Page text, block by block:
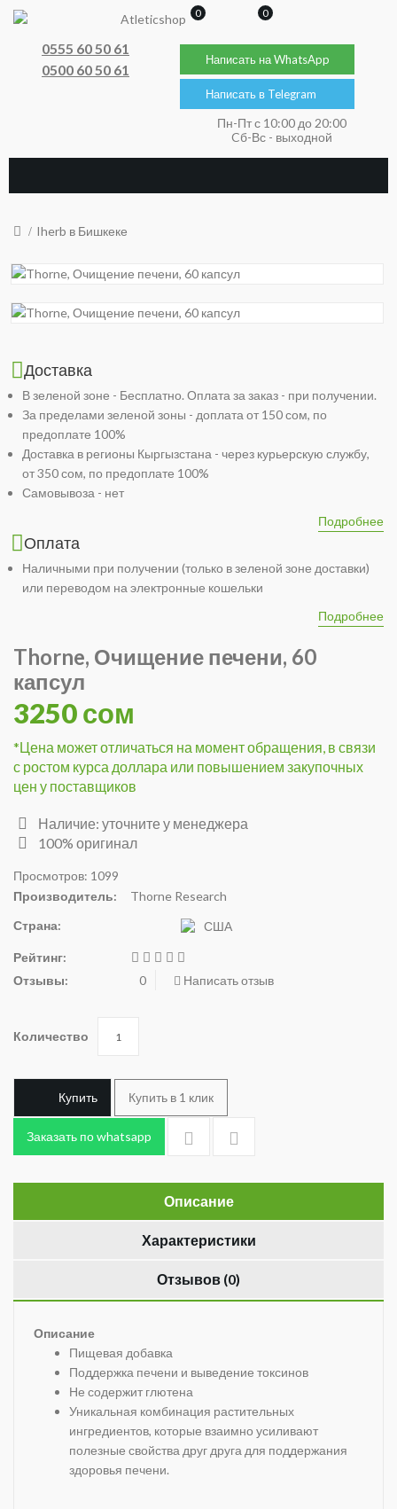
0555 60 50 61
0500 60 50 61
0 0
Написать на WhatsApp
Написать в Telegram
Пн-Пт с 10:00 до 20:00
Cб-Вс - выходной
Iherb в Бишкеке
Доставка
В зеленой зоне - Бесплатно. Оплата за заказ - при получении.
За пределами зеленой зоны - доплата от 150 сом, по
предоплате 100%
Доставка в регионы Кыргызстана - через курьерскую службу,
от 350 сом, по предоплате 100%
Самовывоза - нет
Подробнее
Оплата
Наличными при получении (только в зеленой зоне доставки)
или переводом на электронные кошельки
Подробнее
Thorne, Очищение печени, 60
капсул
3250 сом
*Цена может отличаться на момент обращения, в связи
с ростом курса доллара или повышением закупочных
цен у поставщиков
Наличие: уточните у менеджера
100% оригинал
Просмотров: 1099
Производитель:
Thorne Research
Страна:
США
Рейтинг:
Отзывы:
0 Написать отзыв
Количество
Купить Купить в 1 клик
Заказать по whatsapp
Описание
Характеристики
Отзывов (0)
Описание
Пищевая добавка
Поддержка печени и выведение токсинов
Не содержит глютена
Уникальная комбинация растительных
ингредиентов, которые взаимно усиливают
полезные свойства друг друга для поддержания
здоровья печени.